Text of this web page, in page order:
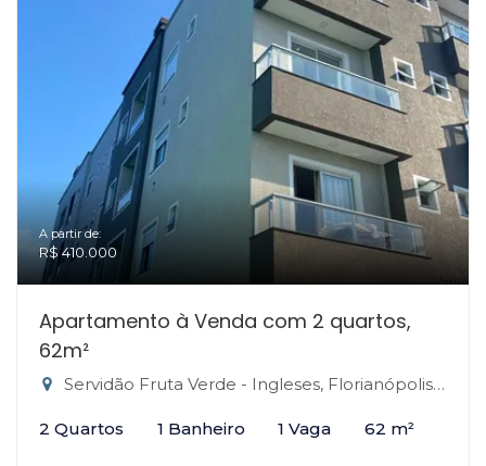
A partir de:
R$ 410.000
Apartamento à Venda com 2 quartos,
62m²
Servidão Fruta Verde - Ingleses, Florianópolis-SC
2 Quartos 1 Banheiro 1 Vaga 62 m²